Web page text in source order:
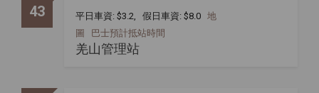
43 平日車資: $3.2, 假日車資: $8.0 地
圖
巴士預計抵站時間
羌山管理站